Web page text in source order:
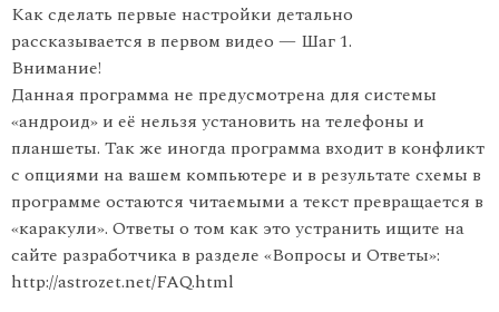
Как сделать первые настройки детально
рассказывается в первом видео — Шаг 1.
Внимание!
Данная программа не предусмотрена для системы
«андроид» и её нельзя установить на телефоны и
планшеты. Так же иногда программа входит в конфликт
с опциями на вашем компьютере и в результате схемы в
программе остаются читаемыми а текст превращается в
«каракули». Ответы о том как это устранить ищите на
сайте разработчика в разделе «Вопросы и Ответы»:
http://astrozet.net/FAQ.html